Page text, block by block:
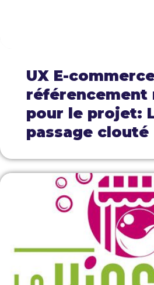
UX E-
référencement
pour le projet:
passage clouté